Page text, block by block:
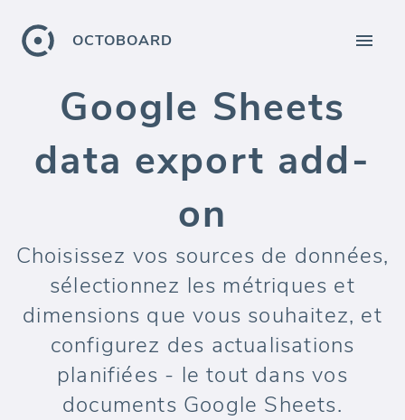
OCTOBOARD
Google Sheets
data export add-
on
Choisissez vos sources de données,
sélectionnez les métriques et
dimensions que vous souhaitez, et
configurez des actualisations
planifiées - le tout dans vos
documents Google Sheets.